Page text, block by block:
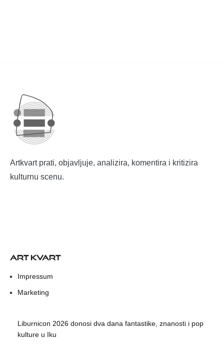
Artkvart prati, objavljuje, analizira, komentira i kritizira
kulturnu scenu.
ART KVART
Impressum
Marketing
Liburnicon 2026 donosi dva dana fantastike, znanosti i pop
kulture u Iku